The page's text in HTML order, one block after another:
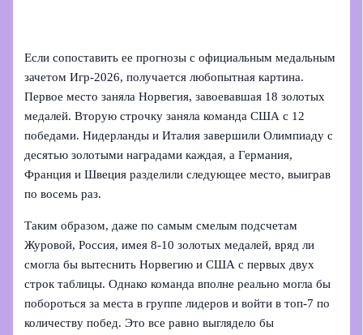
Если сопоставить ее прогнозы с официальным медальным
зачетом Игр‑2026, получается любопытная картина.
Первое место заняла Норвегия, завоевавшая 18 золотых
медалей. Вторую строчку заняла команда США с 12
победами. Нидерланды и Италия завершили Олимпиаду с
десятью золотыми наградами каждая, а Германия,
Франция и Швеция разделили следующее место, выиграв
по восемь раз.
Таким образом, даже по самым смелым подсчетам
Журовой, Россия, имея 8-10 золотых медалей, вряд ли
смогла бы вытеснить Норвегию и США с первых двух
строк таблицы. Однако команда вполне реально могла бы
побороться за места в группе лидеров и войти в топ‑7 по
количеству побед. Это все равно выглядело бы